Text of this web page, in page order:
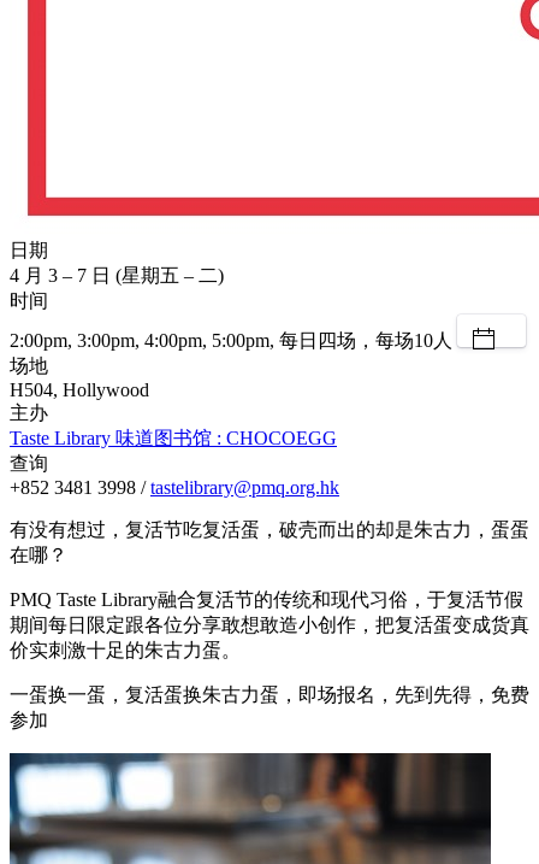
日期
4 月 3 – 7 日 (星期五 – 二)
时间
2:00pm, 3:00pm, 4:00pm, 5:00pm, 每日四场，每场10人
场地
H504, Hollywood
主办
Taste Library 味道图书馆 : CHOCOEGG
查询
+852 3481 3998 /tastelibrary@pmq.org.hk
有没有想过，复活节吃复活蛋，破壳而出的却是朱古力，蛋蛋
在哪？
PMQ Taste Library融合复活节的传统和现代习俗，于复活节假
期间每日限定跟各位分享敢想敢造小创作，把复活蛋变成货真
价实刺激十足的朱古力蛋。
一蛋换一蛋，复活蛋换朱古力蛋，即场报名，先到先得，免费
参加